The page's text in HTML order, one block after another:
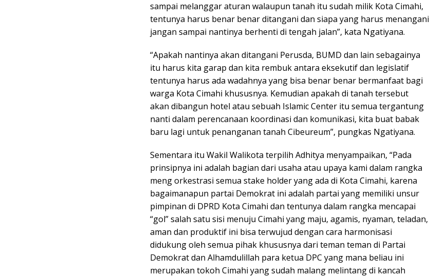
sampai melanggar aturan walaupun tanah itu sudah milik Kota Cimahi,
tentunya harus benar benar ditangani dan siapa yang harus menangani
jangan sampai nantinya berhenti di tengah jalan”, kata Ngatiyana.
“Apakah nantinya akan ditangani Perusda, BUMD dan lain sebagainya
itu harus kita garap dan kita rembuk antara eksekutif dan legislatif
tentunya harus ada wadahnya yang bisa benar benar bermanfaat bagi
warga Kota Cimahi khususnya. Kemudian apakah di tanah tersebut
akan dibangun hotel atau sebuah Islamic Center itu semua tergantung
nanti dalam perencanaan koordinasi dan komunikasi, kita buat babak
baru lagi untuk penanganan tanah Cibeureum”, pungkas Ngatiyana.
Sementara itu Wakil Walikota terpilih Adhitya menyampaikan, “Pada
prinsipnya ini adalah bagian dari usaha atau upaya kami dalam rangka
meng orkestrasi semua stake holder yang ada di Kota Cimahi, karena
bagaimanapun partai Demokrat ini adalah partai yang memiliki unsur
pimpinan di DPRD Kota Cimahi dan tentunya dalam rangka mencapai
“gol” salah satu sisi menuju Cimahi yang maju, agamis, nyaman, teladan,
aman dan produktif ini bisa terwujud dengan cara harmonisasi
didukung oleh semua pihak khususnya dari teman teman di Partai
Demokrat dan Alhamdulillah para ketua DPC yang mana beliau ini
merupakan tokoh Cimahi yang sudah malang melintang di kancah